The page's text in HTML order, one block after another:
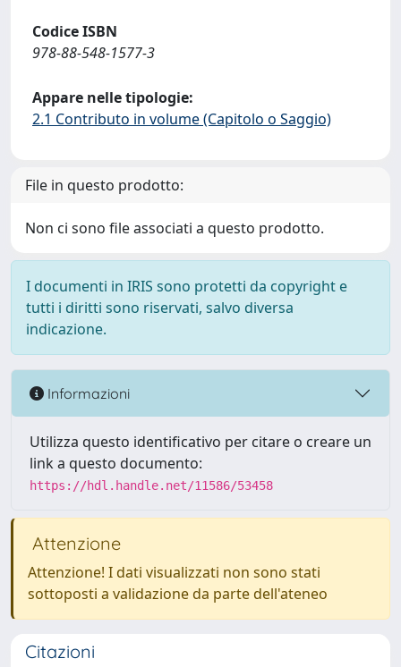
Codice ISBN
978-88-548-1577-3
Appare nelle tipologie:
2.1 Contributo in volume (Capitolo o Saggio)
File in questo prodotto:
Non ci sono file associati a questo prodotto.
I documenti in IRIS sono protetti da copyright e
tutti i diritti sono riservati, salvo diversa
indicazione.
Informazioni
Utilizza questo identificativo per citare o creare un
link a questo documento:
https://hdl.handle.net/11586/53458
Attenzione
Attenzione! I dati visualizzati non sono stati
sottoposti a validazione da parte dell'ateneo
Citazioni